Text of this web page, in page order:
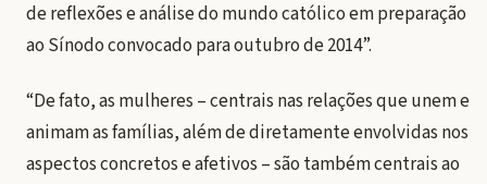
de reflexões e análise do mundo católico em preparação
ao Sínodo convocado para outubro de 2014”.
“De fato, as mulheres – centrais nas relações que unem e
animam as famílias, além de diretamente envolvidas nos
aspectos concretos e afetivos – são também centrais ao